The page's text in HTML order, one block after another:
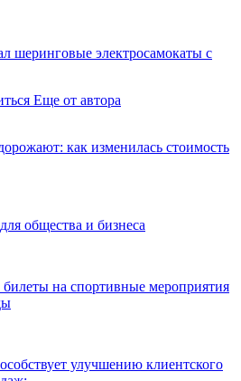
шеринговые электросамокаты с
Еще от автора
как изменилась стоимость
общества и бизнеса
на спортивные мероприятия
улучшению клиентского